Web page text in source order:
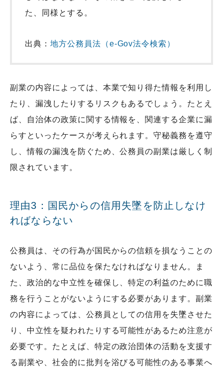
た、同様とする。
出典： 地方公務員法（e-Gov法令検索）
副業の内容によっては、本業で知り得た情報を利用し
たり、漏洩したりするリスクもあるでしょう。たとえ
ば、自治体の政策に関する情報を、関連する企業に漏
らすといったケースが考えられます。守秘義務を遵守
し、情報の漏洩を防ぐため、公務員の副業は厳しく制
限されています。
理由3：国民からの信用失墜を防止しなけ
ればならない
公務員は、その行為が国民からの信頼を損なうことの
ないよう、常に品位を保たなければなりません。ま
た、政治的な中立性を確保し、特定の利益のために職
務を行うことがないようにする必要があります。副業
の内容によっては、公務員としての信用を失墜させた
り、中立性を疑われたりする可能性があるため注意が
必要です。たとえば、特定の政治団体の活動を支援す
る副業や、社会的に批判を浴びる可能性のある事業へ